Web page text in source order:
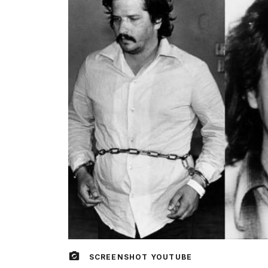
SCREENSHOT YOUTUBE